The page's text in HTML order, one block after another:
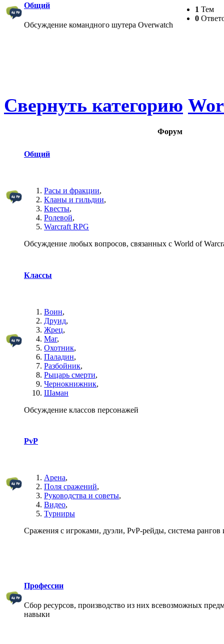
Общий
Обсуждение командного шутера Overwatch
1 Тем
0
Свернуть категорию
Форум
Общий
Расы и фракции,
Кланы и гильдии,
Квесты,
Ролевой,
Warcraft RPG
Обсуждение любых вопросов, связанных с World of
Классы
Воин,
Друид,
Жрец,
Маг,
Охотник,
Паладин,
Разбойник,
Рыцарь смерти,
Чернокнижник,
Шаман
Обсуждение классов персонажей
PvP
Арена,
Поля сражений,
Руководства и советы,
Видео,
Турниры
Сражения с игроками, дуэли, PvP-рейды, система рангов
Профессии
Сбор ресурсов, производство из них всевозможных
навыки